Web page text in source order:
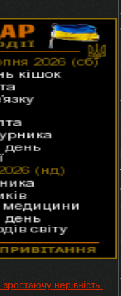
нерівність.